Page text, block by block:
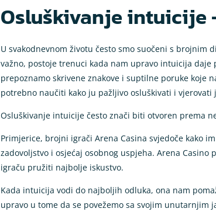
Osluškivanje intuicije
U svakodnevnom životu često smo suočeni s
važno, postoje trenuci kada nam upravo intuicija daje
prepoznamo skrivene znakove i suptilne poruke koje
potrebno naučiti kako ju pažljivo osluškivati i
Osluškivanje intuicije često znači biti otvoren prema
Primjerice, brojni igrači Arena Casina svjedoče kako
zadovoljstvo i osjećaj osobnog uspjeha. Arena
igraču pružiti najbolje iskustvo.
Kada intuicija vodi do najboljih odluka, ona nam
upravo u tome da se povežemo sa svojim